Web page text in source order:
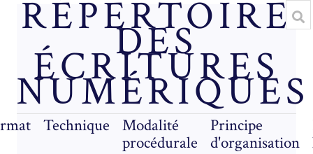
RÉPERTOIRE
DES
ÉCRITURES
NUMÉRIQUES
Technique
Modalité
procédurale
Principe
d'organisation